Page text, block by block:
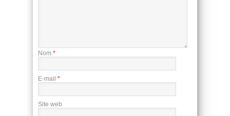
Nom *
E-mail *
Site web